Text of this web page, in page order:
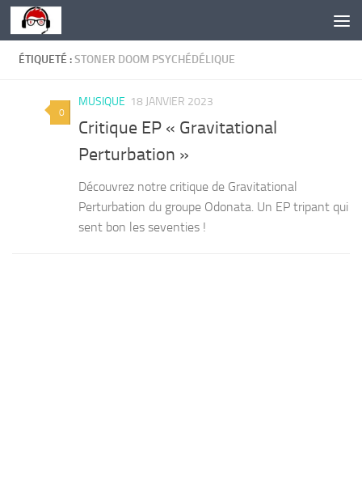
Skip to content
ÉTIQUETÉ :STONER DOOM PSYCHÉDÉLIQUE
0
MUSIQUE 18 JANVIER 2023
Critique EP « Gravitational
Perturbation »
Découvrez notre critique de Gravitational
Perturbation du groupe Odonata. Un EP tripant qui
sent bon les seventies !